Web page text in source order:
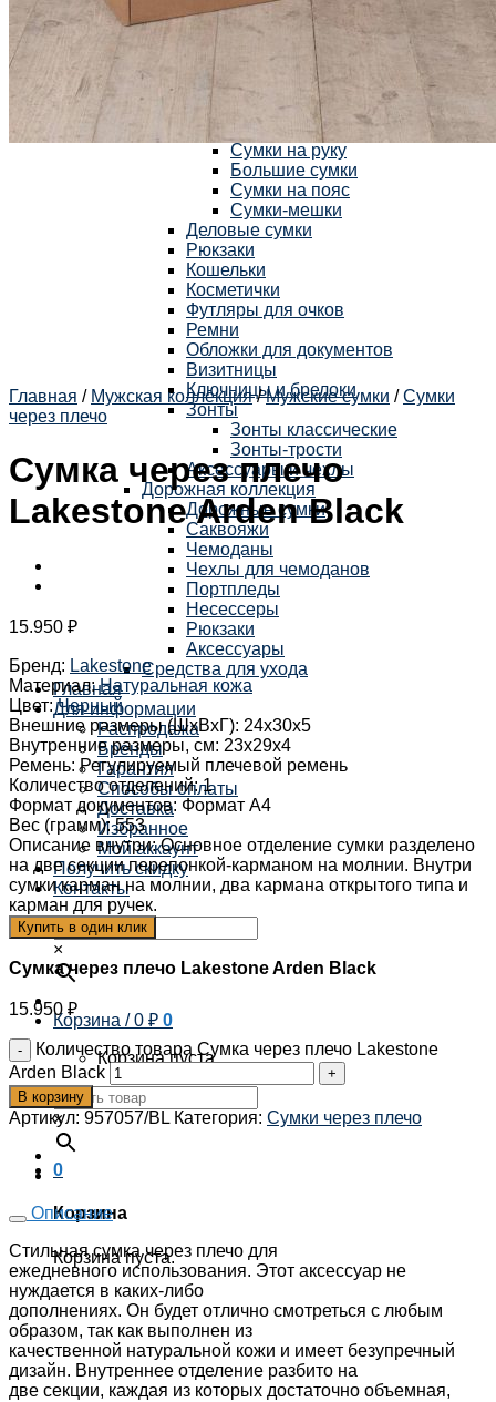
Зонты классические
Зонты-трости
Аксессуары
Женская коллекция
Женские сумки
Сумки и клатчи
Кросс-боди
Сумки на руку
Большие сумки
Сумки на пояс
Сумки-мешки
Деловые сумки
Рюкзаки
Кошельки
Косметички
Футляры для очков
Ремни
Обложки для документов
Визитницы
Ключницы и брелоки
Зонты
Зонты классические
Зонты-трости
Аксессуары и чехлы
Дорожная коллекция
Дорожные сумки
Саквояжи
Чемоданы
Чехлы для чемоданов
Портпледы
Несессеры
Рюкзаки
Аксессуары
Средства для ухода
Главная
Для информации
Распродажа
Бренды
Гарантия
Способы оплаты
Доставка
Избранное
Мой аккаунт
Получить скидку
Контакты
×
Корзина /0 ₽ 0
Корзина пуста.
×
0
Корзина
Корзина пуста.
Главная / Мужская коллекция / Мужские сумки / Сумки
через плечо
Сумка через плечо
Lakestone Arden Black
15.950 ₽
Бренд: Lakestone
Материал:Натуральная кожа
Цвет:Черный
Внешние размеры (ШхВхГ): 24х30х5
Внутренние размеры, см: 23х29х4
Ремень:Регулируемый плечевой ремень
Количество отделений:1
Формат документов: Формат А4
Вес (грамм):553
Описание внутри:Основное отделение сумки разделено
на две секции перепонкой-карманом на молнии. Внутри
сумки карман на молнии, два кармана открытого типа и
карман для ручек.
Купить в один клик
Сумка через плечо Lakestone Arden Black
15.950 ₽
Количество товара Сумка через плечо Lakestone
Arden Black
В корзину
Артикул: 957057/BL Категория: Сумки через плечо
Описание
Стильная сумка через плечо для
ежедневного использования. Этот аксессуар не
нуждается в каких-либо
дополнениях. Он будет отлично смотреться с любым
образом, так как выполнен из
качественной натуральной кожи и имеет безупречный
дизайн. Внутреннее отделение разбито на
две секции, каждая из которых достаточно объемная,